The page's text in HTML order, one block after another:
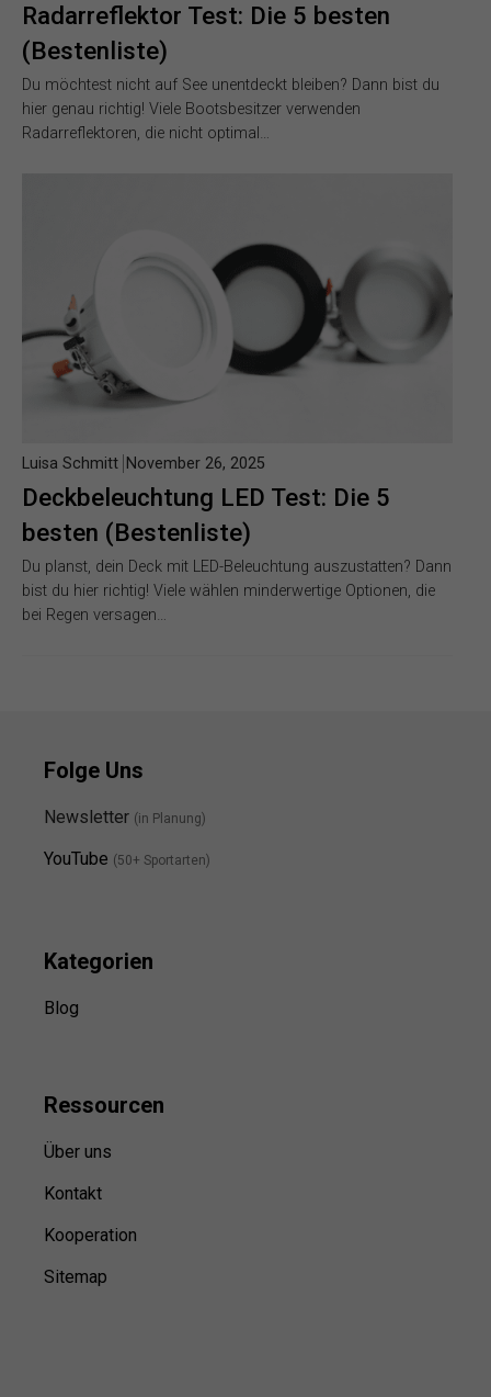
Radarreflektor Test: Die 5 besten
(Bestenliste)
Du möchtest nicht auf See unentdeckt bleiben? Dann bist du
hier genau richtig! Viele Bootsbesitzer verwenden
Radarreflektoren, die nicht optimal…
Deckbeleuchtung LED Test: Die 5
besten (Bestenliste)
Luisa Schmitt November 26, 2025
Du planst, dein Deck mit LED-Beleuchtung auszustatten? Dann
bist du hier richtig! Viele wählen minderwertige Optionen, die
bei Regen versagen…
Folge Uns
Newsletter (in Planung)
YouTube (50+ Sportarten)
Kategorien
Blog
Ressourcen
Über uns
Kontakt
Kooperation
Sitemap